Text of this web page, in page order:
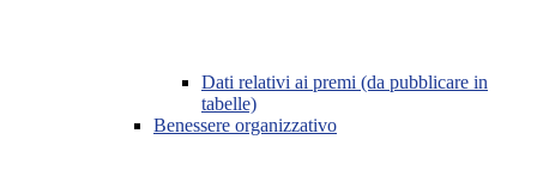
Dati relativi ai premi (da pubblicare in
tabelle)
Benessere organizzativo